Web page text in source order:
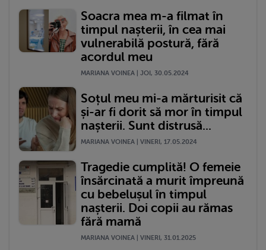
Soacra mea m-a filmat în
timpul nașterii, în cea mai
vulnerabilă postură, fără
acordul meu
MARIANA VOINEA | JOI, 30.05.2024
Soțul meu mi-a mărturisit că
și-ar fi dorit să mor în timpul
nașterii. Sunt distrusă...
MARIANA VOINEA | VINERI, 17.05.2024
Tragedie cumplită! O femeie
însărcinată a murit împreună
cu bebelușul în timpul
nașterii. Doi copii au rămas
fără mamă
MARIANA VOINEA | VINERI, 31.01.2025